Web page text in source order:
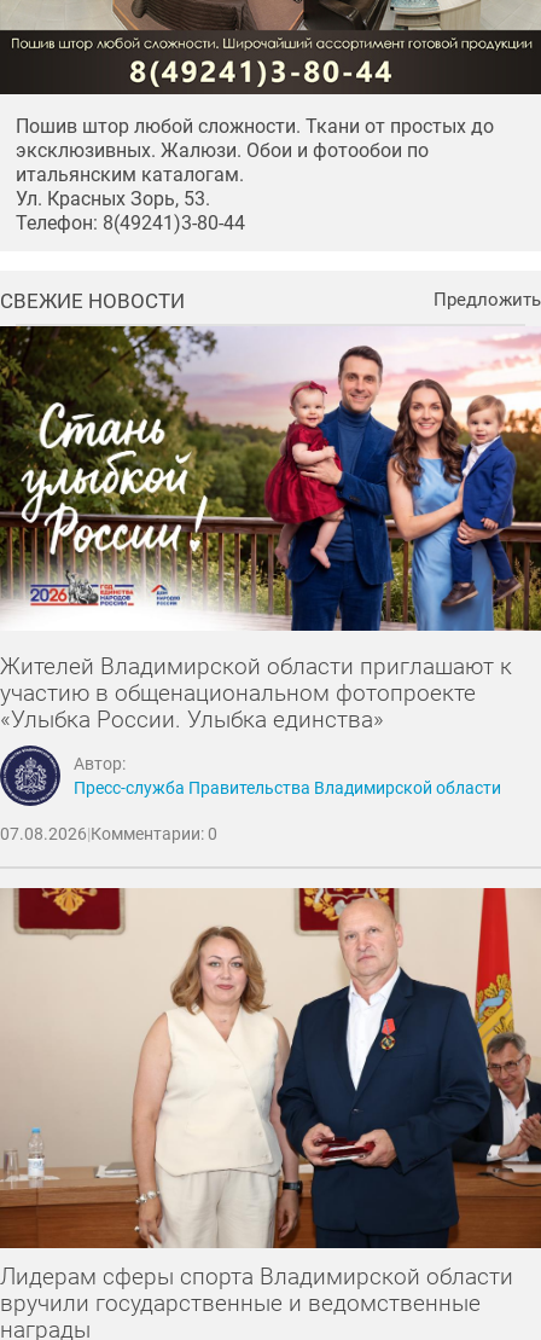
Пошив штор любой сложности. Ткани от простых до
эксклюзивных. Жалюзи. Обои и фотообои по
итальянским каталогам.
Ул. Красных Зорь, 53.
Телефон: 8(49241)3-80-44
СВЕЖИЕ НОВОСТИ Предложить
Жителей Владимирской области приглашают к
участию в общенациональном фотопроекте
«Улыбка России. Улыбка единства»
Автор:
Пресс-служба Правительства Владимирской области
07.08.2026|Комментарии: 0
Лидерам сферы спорта Владимирской области
вручили государственные и ведомственные
награды